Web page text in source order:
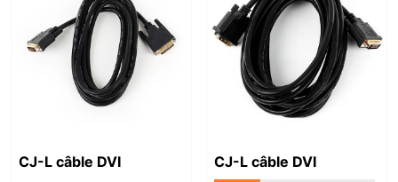
CJ-L câble DVI CJ-L câble DVI